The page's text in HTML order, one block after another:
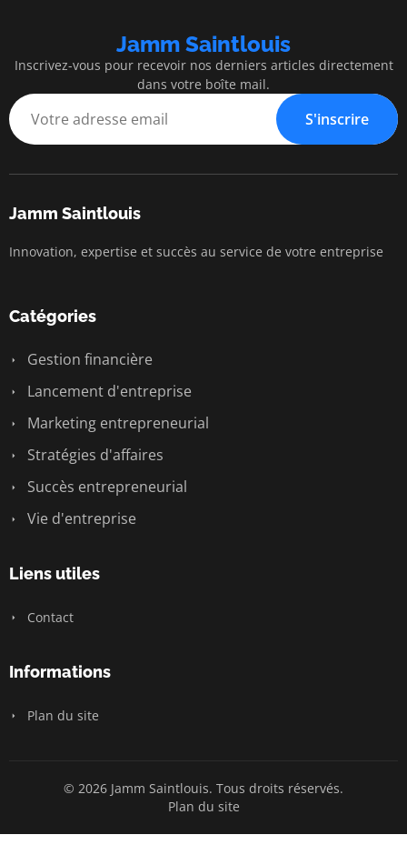
Jamm Saintlouis
Inscrivez-vous pour recevoir nos derniers articles directement
dans votre boîte mail.
S'inscrire
Jamm Saintlouis
Innovation, expertise et succès au service de votre entreprise
Catégories
Gestion financière
Lancement d'entreprise
Marketing entrepreneurial
Stratégies d'affaires
Succès entrepreneurial
Vie d'entreprise
Liens utiles
Contact
Informations
Plan du site
© 2026 Jamm Saintlouis. Tous droits réservés.
Plan du site